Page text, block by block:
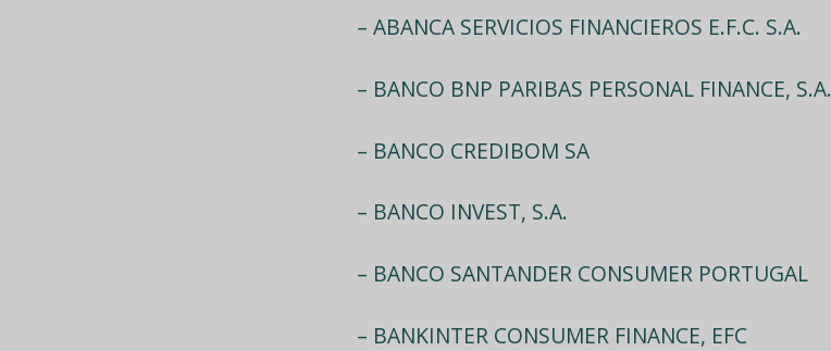
– ABANCA SERVICIOS FINANCIEROS E.F.C. S.A.
– BANCO BNP PARIBAS PERSONAL FINANCE, S.A.
– BANCO CREDIBOM SA
– BANCO INVEST, S.A.
– BANCO SANTANDER CONSUMER PORTUGAL
– BANKINTER CONSUMER FINANCE, EFC